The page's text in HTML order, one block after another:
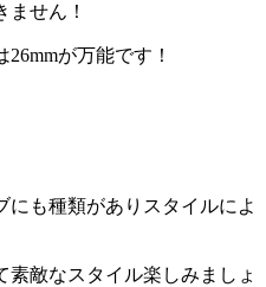
せん！
26mmが万能です！
にも種類がありスタイルによ
敵なスタイル楽しみましょ